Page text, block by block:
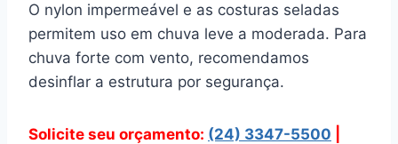
O nylon impermeável e as costuras seladas
permitem uso em chuva leve a moderada. Para
chuva forte com vento, recomendamos
desinflar a estrutura por segurança.
Solicite seu orçamento: (24) 3347-5500